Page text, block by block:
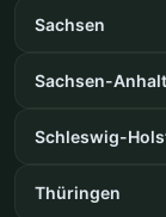
Sachsen
Sachsen-Anhalt
Schleswig-
Thüringen